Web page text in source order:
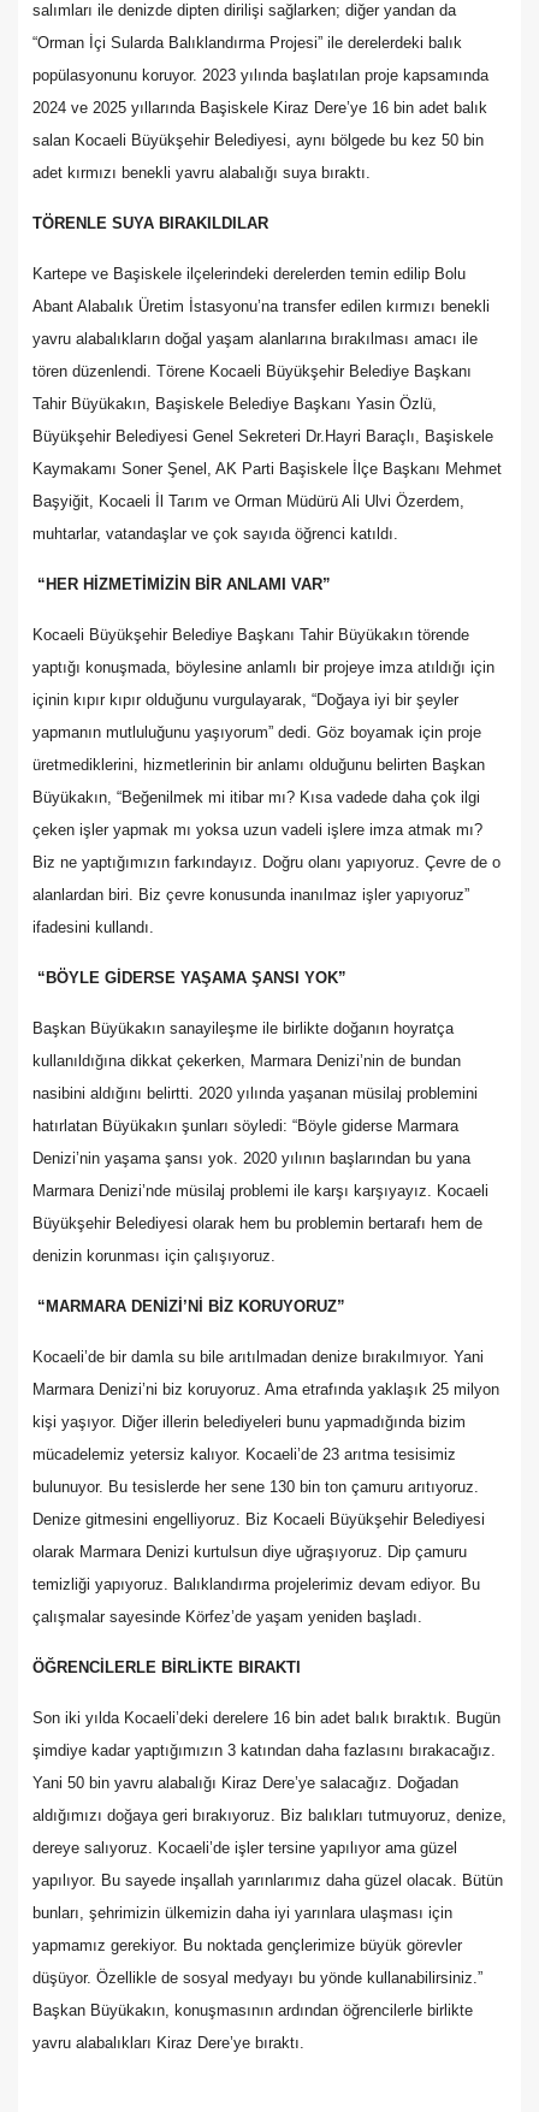
salımları ile denizde dipten dirilişi sağlarken; diğer yandan da
“Orman İçi Sularda Balıklandırma Projesi” ile derelerdeki balık
popülasyonunu koruyor. 2023 yılında başlatılan proje kapsamında
2024 ve 2025 yıllarında Başiskele Kiraz Dere’ye 16 bin adet balık
salan Kocaeli Büyükşehir Belediyesi, aynı bölgede bu kez 50 bin
adet kırmızı benekli yavru alabalığı suya bıraktı.
TÖRENLE SUYA BIRAKILDILAR
Kartepe ve Başiskele ilçelerindeki derelerden temin edilip Bolu
Abant Alabalık Üretim İstasyonu’na transfer edilen kırmızı benekli
yavru alabalıkların doğal yaşam alanlarına bırakılması amacı ile
tören düzenlendi. Törene Kocaeli Büyükşehir Belediye Başkanı
Tahir Büyükakın, Başiskele Belediye Başkanı Yasin Özlü,
Büyükşehir Belediyesi Genel Sekreteri Dr.Hayri Baraçlı, Başiskele
Kaymakamı Soner Şenel, AK Parti Başiskele İlçe Başkanı Mehmet
Başyiğit, Kocaeli İl Tarım ve Orman Müdürü Ali Ulvi Özerdem,
muhtarlar, vatandaşlar ve çok sayıda öğrenci katıldı.
“HER HİZMETİMİZİN BİR ANLAMI VAR”
Kocaeli Büyükşehir Belediye Başkanı Tahir Büyükakın törende
yaptığı konuşmada, böylesine anlamlı bir projeye imza atıldığı için
içinin kıpır kıpır olduğunu vurgulayarak, “Doğaya iyi bir şeyler
yapmanın mutluluğunu yaşıyorum” dedi. Göz boyamak için proje
üretmediklerini, hizmetlerinin bir anlamı olduğunu belirten Başkan
Büyükakın, “Beğenilmek mi itibar mı? Kısa vadede daha çok ilgi
çeken işler yapmak mı yoksa uzun vadeli işlere imza atmak mı?
Biz ne yaptığımızın farkındayız. Doğru olanı yapıyoruz. Çevre de o
alanlardan biri. Biz çevre konusunda inanılmaz işler yapıyoruz”
ifadesini kullandı.
“BÖYLE GİDERSE YAŞAMA ŞANSI YOK”
Başkan Büyükakın sanayileşme ile birlikte doğanın hoyratça
kullanıldığına dikkat çekerken, Marmara Denizi’nin de bundan
nasibini aldığını belirtti. 2020 yılında yaşanan müsilaj problemini
hatırlatan Büyükakın şunları söyledi: “Böyle giderse Marmara
Denizi’nin yaşama şansı yok. 2020 yılının başlarından bu yana
Marmara Denizi’nde müsilaj problemi ile karşı karşıyayız. Kocaeli
Büyükşehir Belediyesi olarak hem bu problemin bertarafı hem de
denizin korunması için çalışıyoruz.
“MARMARA DENİZİ’Nİ BİZ KORUYORUZ”
Kocaeli’de bir damla su bile arıtılmadan denize bırakılmıyor. Yani
Marmara Denizi’ni biz koruyoruz. Ama etrafında yaklaşık 25 milyon
kişi yaşıyor. Diğer illerin belediyeleri bunu yapmadığında bizim
mücadelemiz yetersiz kalıyor. Kocaeli’de 23 arıtma tesisimiz
bulunuyor. Bu tesislerde her sene 130 bin ton çamuru arıtıyoruz.
Denize gitmesini engelliyoruz. Biz Kocaeli Büyükşehir Belediyesi
olarak Marmara Denizi kurtulsun diye uğraşıyoruz. Dip çamuru
temizliği yapıyoruz. Balıklandırma projelerimiz devam ediyor. Bu
çalışmalar sayesinde Körfez’de yaşam yeniden başladı.
ÖĞRENCİLERLE BİRLİKTE BIRAKTI
Son iki yılda Kocaeli’deki derelere 16 bin adet balık bıraktık. Bugün
şimdiye kadar yaptığımızın 3 katından daha fazlasını bırakacağız.
Yani 50 bin yavru alabalığı Kiraz Dere’ye salacağız. Doğadan
aldığımızı doğaya geri bırakıyoruz. Biz balıkları tutmuyoruz, denize,
dereye salıyoruz. Kocaeli’de işler tersine yapılıyor ama güzel
yapılıyor. Bu sayede inşallah yarınlarımız daha güzel olacak. Bütün
bunları, şehrimizin ülkemizin daha iyi yarınlara ulaşması için
yapmamız gerekiyor. Bu noktada gençlerimize büyük görevler
düşüyor. Özellikle de sosyal medyayı bu yönde kullanabilirsiniz.”
Başkan Büyükakın, konuşmasının ardından öğrencilerle birlikte
yavru alabalıkları Kiraz Dere’ye bıraktı.